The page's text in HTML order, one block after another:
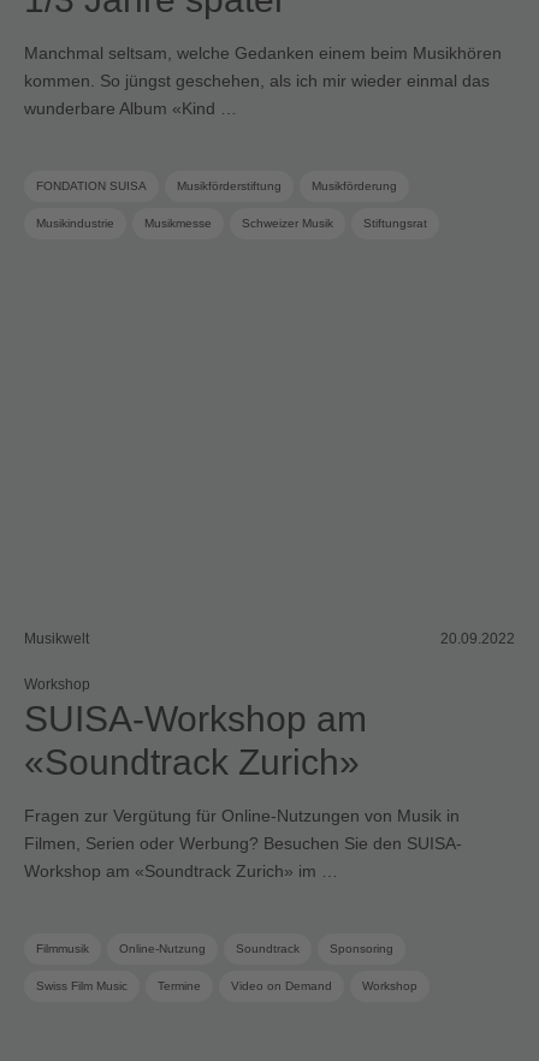
Manchmal seltsam, welche Gedanken einem beim Musikhören
kommen. So jüngst geschehen, als ich mir wieder einmal das
wunderbare Album «Kind …
FONDATION SUISA Musikförderstiftung Musikförderung
Musikindustrie Musikmesse Schweizer Musik Stiftungsrat
Musikwelt 20.09.2022
Workshop
SUISA-Workshop am
«Soundtrack Zurich»
Fragen zur Vergütung für Online-Nutzungen von Musik in
Filmen, Serien oder Werbung? Besuchen Sie den SUISA-
Workshop am «Soundtrack Zurich» im …
Filmmusik Online-Nutzung Soundtrack Sponsoring
Swiss Film Music Termine Video on Demand Workshop